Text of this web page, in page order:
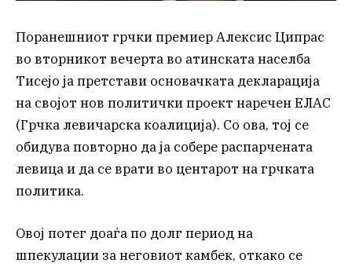
Поранешниот грчки премиер Алексис Ципрас
во вторникот вечерта во атинската населба
Тисејо ја претстави основачката декларација
на својот нов политички проект наречен ЕЛАС
(Грчка левичарска коалиција). Со ова, тој се
обидува повторно да ја собере распарчената
левица и да се врати во центарот на грчката
политика.
Овој потег доаѓа по долг период на
шпекулации за неговиот камбек, откако се